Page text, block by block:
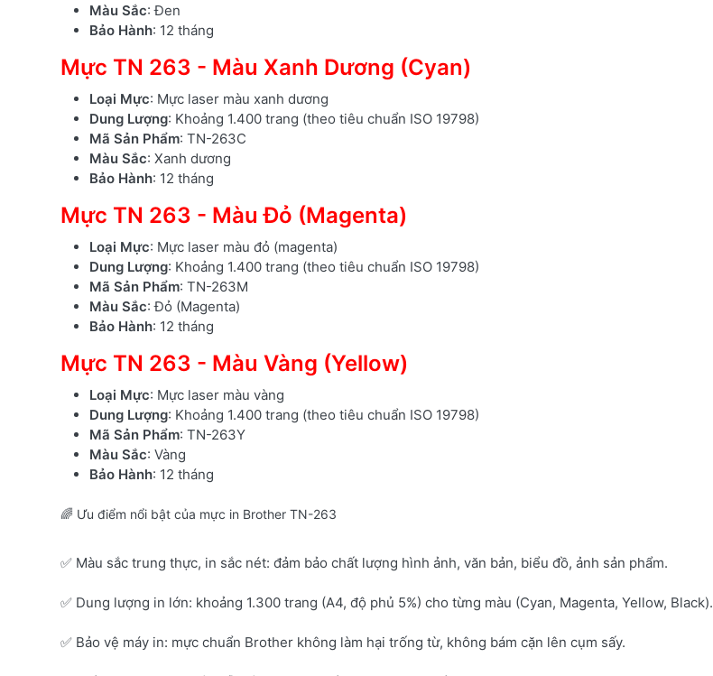
Màu Sắc: Đen
Bảo Hành: 12 tháng
Mực TN 263 - Màu Xanh Dương (Cyan)
Loại Mực: Mực laser màu xanh dương
Dung Lượng: Khoảng 1.400 trang (theo tiêu chuẩn ISO 19798)
Mã Sản Phẩm: TN-263C
Màu Sắc: Xanh dương
Bảo Hành: 12 tháng
Mực TN 263 - Màu Đỏ (Magenta)
Loại Mực: Mực laser màu đỏ (magenta)
Dung Lượng: Khoảng 1.400 trang (theo tiêu chuẩn ISO 19798)
Mã Sản Phẩm: TN-263M
Màu Sắc: Đỏ (Magenta)
Bảo Hành: 12 tháng
Mực TN 263 - Màu Vàng (Yellow)
Loại Mực: Mực laser màu vàng
Dung Lượng: Khoảng 1.400 trang (theo tiêu chuẩn ISO 19798)
Mã Sản Phẩm: TN-263Y
Màu Sắc: Vàng
Bảo Hành: 12 tháng
🌈 Ưu điểm nổi bật của mực in Brother TN-263
✅ Màu sắc trung thực, in sắc nét: đảm bảo chất lượng hình ảnh, văn bản, biểu đồ, ảnh sản phẩm.
✅ Dung lượng in lớn: khoảng 1.300 trang (A4, độ phủ 5%) cho từng màu (Cyan, Magenta, Yellow, Black).
✅ Bảo vệ máy in: mực chuẩn Brother không làm hại trống từ, không bám cặn lên cụm sấy.